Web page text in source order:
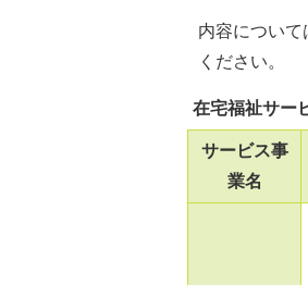
内容につい
ください。
在宅福祉サー
サービス事
業名